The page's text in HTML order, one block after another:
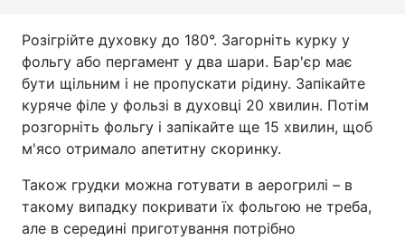
Розігрійте духовку до 180°. Загорніть курку у
фольгу або пергамент у два шари. Бар'єр має
бути щільним і не пропускати рідину. Запікайте
куряче філе у фользі в духовці 20 хвилин. Потім
розгорніть фольгу і запікайте ще 15 хвилин, щоб
м'ясо отримало апетитну скоринку.
Також грудки можна готувати в аерогрилі – в
такому випадку покривати їх фольгою не треба,
але в середині приготування потрібно